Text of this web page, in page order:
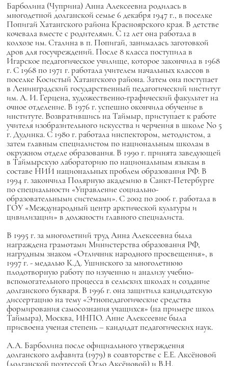
Барболина (Чуприна) Анна Алексеевна родилась в
многодетной долганской семье 6 декабря 1947 г., в поселке
Попигай Хатангского района Красноярского края. В детстве
кочевала вместе с родителями. С 12 лет она работала в
колхозе им. Сталина в п. Попигай, занималась заготовкой
дров для госучреждений. После 8 класса поступила в
Игарское педагогическое училище, которое закончила в 1968
г. С 1968 по 1971 г. работала учителем начальных классов в
поселке Косистый Хатангского района. Затем она поступает
в Ленинградский государственный педагогический институт
им. А. И. Герцена, художественно-графический факультет на
очное отделение. В 1976 г. успешно окончила обучение в
институте. Возвратившись на Таймыр, приступает к работе
учителя изобразительного искусства и черчения в школе No 5
г. Дудинка. С 1980 г. работала инспектором, методистом, а
затем главным специалистом по национальным школам в
окружном отделе образования. В 1990 г. принята заведующей
в Таймырскую лабораторию по национальным языкам в
составе НИИ национальных проблем образования РФ. В
1994 г. закончила Полярную академию в Санкт-Петербурге
по специальности «Управление социально-
образовательными системами». С 2002 по 2006 г. работала в
ГОУ «Международный центр арктической культуры и
цивилизации» в должности главного специалиста.
В 1995 г. за многолетний труд Анна Алексеевна была
награждена грамотами Министерства образования РФ,
нагрудным знаком «Отличник народного просвещения», в
1997 г. - медалью К.Д. Ушинского за многолетнюю
плодотворную работу по изучению и анализу учебно-
вспомогательного процесса в сельских школах и создание
долганского букваря. В 1996 г. она защитила кандидатскую
диссертацию на тему «Этнопедагогические средства
формирования самосознания учащихся» (на примере школ
Таймыра), Москва, ИНПО. Анне Алексеевне была
присвоена ученая степень – кандидат педагогических наук.
А.А. Барболина после официального утверждения
долганского алфавита (1979) в соавторстве с Е.Е. Аксёновой
(долганской поэтессой Огдо Аксёновой) и В.Н.